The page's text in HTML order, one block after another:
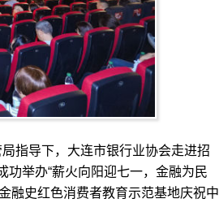
指导下，大连市银行业协会走进招
举办“薪火向阳迎七一，金融为民
融史红色消费者教育示范基地庆祝中